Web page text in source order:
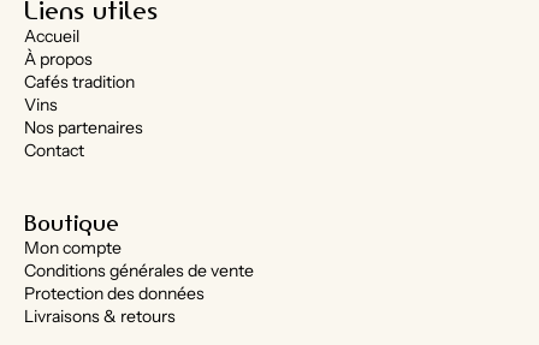
Liens utiles
Accueil
À propos
Cafés tradition
Vins
Nos partenaires
Contact
Boutique
Mon compte
Conditions générales de vente
Protection des données
Livraisons & retours